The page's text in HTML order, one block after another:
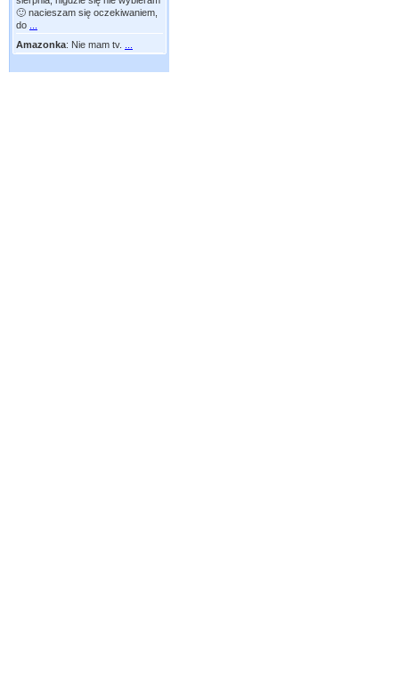
🙂 nacieszam się oczekiwaniem,
do
Amazonka: Nie mam tv.